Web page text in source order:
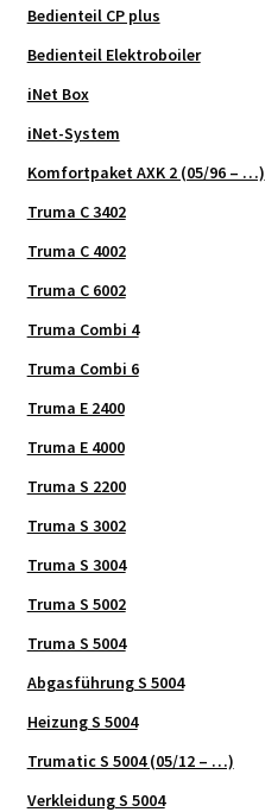
Bedienteil CP plus
Bedienteil Elektroboiler
iNet Box
iNet-System
Komfortpaket AXK 2 (05/96 – …)
Truma C 3402
Truma C 4002
Truma C 6002
Truma Combi 4
Truma Combi 6
Truma E 2400
Truma E 4000
Truma S 2200
Truma S 3002
Truma S 3004
Truma S 5002
Truma S 5004
Abgasführung S 5004
Heizung S 5004
Trumatic S 5004 (05/12 – …)
Verkleidung S 5004